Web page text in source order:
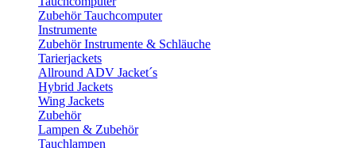
Zubehör Tauchcomputer
Instrumente
Zubehör Instrumente & Schläuche
Tarierjackets
Allround ADV Jacket´s
Hybrid Jackets
Wing Jackets
Zubehör
Lampen & Zubehör
Tauchlampen